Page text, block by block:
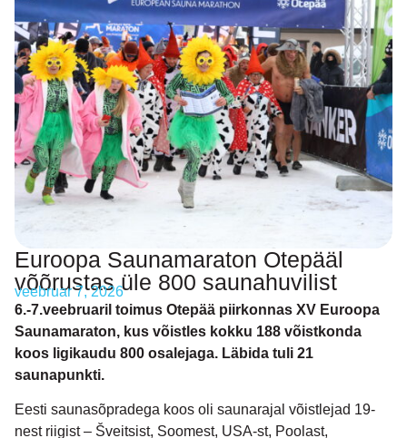
Euroopa Saunamaraton Otepääl
võõrustas üle 800 saunahuvilist
veebruar 7, 2026
6.-7.veebruaril toimus Otepää piirkonnas XV Euroopa
Saunamaraton, kus võistles kokku 188 võistkonda
koos ligikaudu 800 osalejaga. Läbida tuli 21
saunapunkti.
Eesti saunasõpradega koos oli saunarajal võistlejad 19-
nest riigist – Šveitsist, Soomest, USA-st, Poolast,